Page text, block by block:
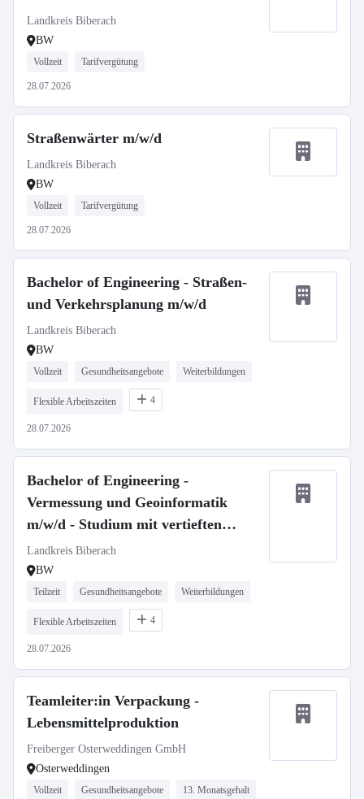
Landkreis Biberach
BW
Vollzeit Tarifvergütung
28.07.2026
Straßenwärter m/w/d
Landkreis Biberach
BW
Vollzeit Tarifvergütung
28.07.2026
Bachelor of Engineering - Straßen-
und Verkehrsplanung m/w/d
Landkreis Biberach
BW
Vollzeit Gesundheitsangebote Weiterbildungen
Flexible Arbeitszeiten 4
28.07.2026
Bachelor of Engineering -
Vermessung und Geoinformatik
m/w/d - Studium mit vertieften
Praxisphasen
Landkreis Biberach
BW
Teilzeit Gesundheitsangebote Weiterbildungen
Flexible Arbeitszeiten 4
28.07.2026
Teamleiter:in Verpackung -
Lebensmittelproduktion
Freiberger Osterweddingen GmbH
Osterweddingen
Vollzeit Gesundheitsangebote 13. Monatsgehalt